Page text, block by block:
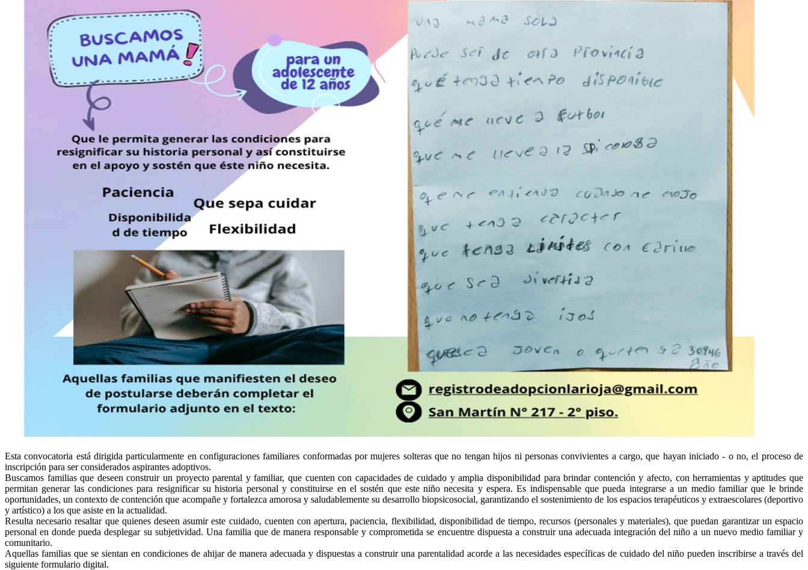
Esta convocatoria está dirigida particularmente en configuraciones familiares conformadas por mujeres solteras que no tengan hijos ni personas convivientes a cargo, que hayan iniciado - o no, el proceso de
inscripción para ser considerados aspirantes adoptivos.
Buscamos familias que deseen construir un proyecto parental y familiar, que cuenten con capacidades de cuidado y amplia disponibilidad para brindar contención y afecto, con herramientas y aptitudes que
permitan generar las condiciones para resignificar su historia personal y constituirse en el sostén que este niño necesita y espera. Es indispensable que pueda integrarse a un medio familiar que le brinde
oportunidades, un contexto de contención que acompañe y fortalezca amorosa y saludablemente su desarrollo biopsicosocial, garantizando el sostenimiento de los espacios terapéuticos y extraescolares (deportivo
y artístico) a los que asiste en la actualidad.
Resulta necesario resaltar que quienes deseen asumir este cuidado, cuenten con apertura, paciencia, flexibilidad, disponibilidad de tiempo, recursos (personales y materiales), que puedan garantizar un espacio
personal en donde pueda desplegar su subjetividad. Una familia que de manera responsable y comprometida se encuentre dispuesta a construir una adecuada integración del niño a un nuevo medio familiar y
comunitario.
Aquellas familias que se sientan en condiciones de ahijar de manera adecuada y dispuestas a construir una parentalidad acorde a las necesidades específicas de cuidado del niño pueden inscribirse a través del
siguiente formulario digital.